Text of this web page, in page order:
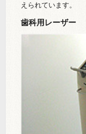
えられています。
歯科用レーザー